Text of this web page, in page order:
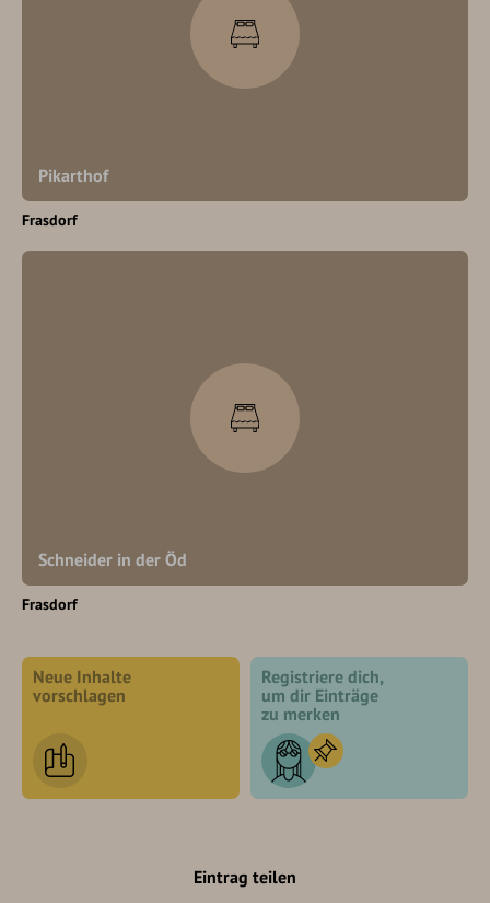
Pikarthof
Frasdorf
Schneider in der Öd
Frasdorf
Neue Inhalte
vorschlagen
Registriere dich,
um dir Einträge
zu merken
Eintrag teilen